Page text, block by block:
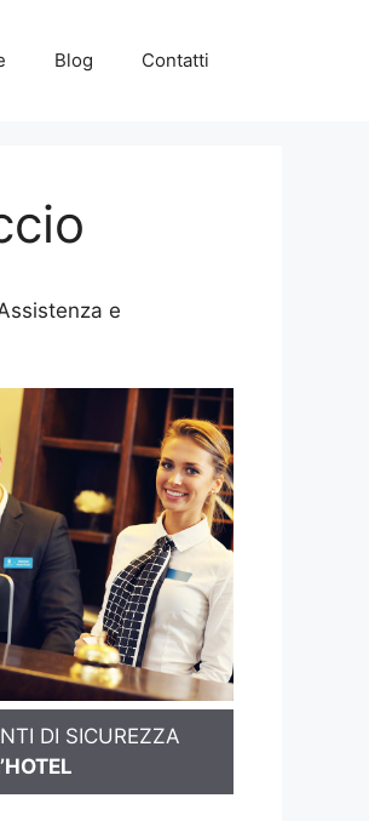
Blog Contatti
e
DI SICUREZZA